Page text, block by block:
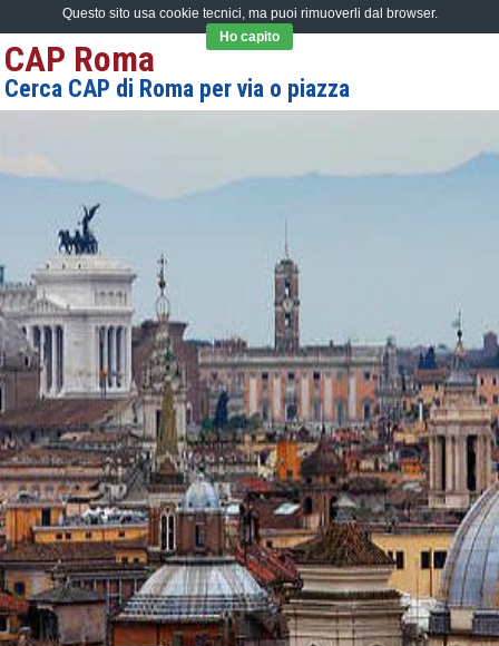
CAP Roma
Cerca CAP di Roma per via o piazza
Questo sito usa cookie tecnici, ma puoi rimuoverli dal browser.
Ho capito